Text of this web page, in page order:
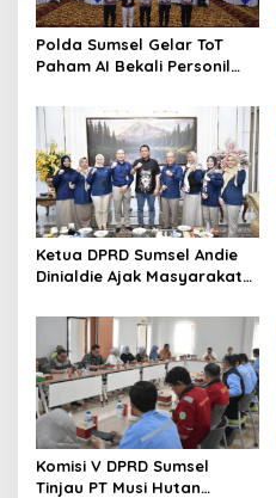
Polda Sumsel Gelar ToT
Paham AI Bekali Personil
Ketua DPRD Sumsel Andie
Dinialdie Ajak Masyarakat
2026
Komisi V DPRD Sumsel
Tinjau PT Musi Hutan